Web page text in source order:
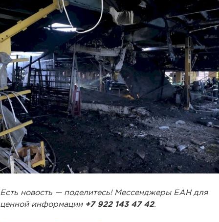
Есть новость — поделитесь! Мессенджеры ЕАН для
ценной информации +7 922 143 47 42.